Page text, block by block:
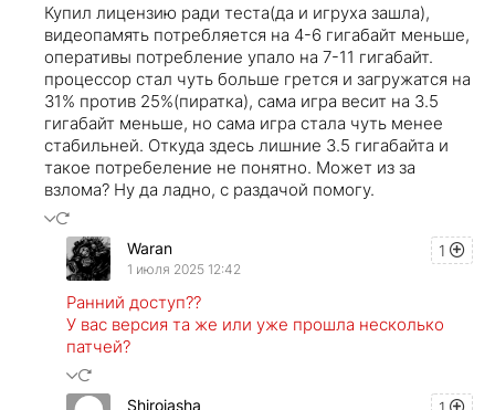
Купил лицензию ради теста(да и игруха зашла),
видеопамять потребляется на 4-6 гигабайт меньше,
оперативы потребление упало на 7-11 гигабайт.
процессор стал чуть больше грется и загружатся на
31% против 25%(пиратка), сама игра весит на 3.5
гигабайт меньше, но сама игра стала чуть менее
стабильней. Откуда здесь лишние 3.5 гигабайта и
такое потребеление не понятно. Может из за
взлома? Ну да ладно, с раздачой помогу.
1
Waran
1 июля 2025 12:42
Ранний доступ??
У вас версия та же или уже прошла несколько
патчей?
Shiroiasha